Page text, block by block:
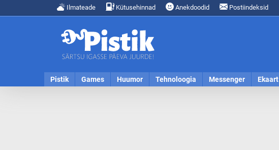
Ilmateade Kütusehinnad Anekdoodid Postiindeksid
Pistik Games Huumor Tehnoloogia Messenger Ekaart